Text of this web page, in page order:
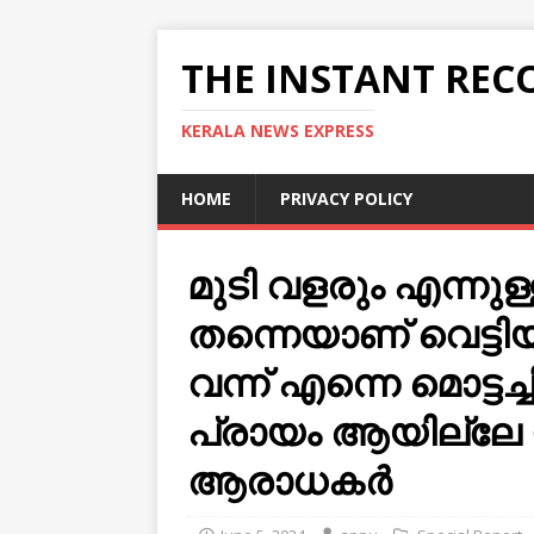
THE INSTANT
KERALA NEWS EXPRESS
HOME PRIVACY POLICY
മുടി വളരും
തന്നെയാണ്
വന്ന് എന്നെ
പ്രായം ആയില്ലേ
ആരാധകർ